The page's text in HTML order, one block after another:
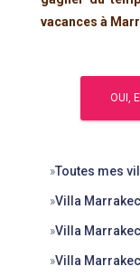
vacances à
»Toutes mes
»Villa
»Villa
»Villa